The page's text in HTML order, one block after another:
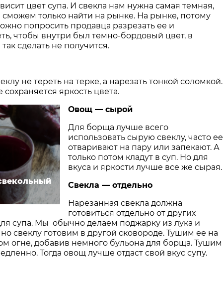
цвет супа. И свекла нам нужна самая темная,
только найти на рынке. На рынке, потому
попросить продавца разрезать ее и
чтобы внутри был темно-бордовый цвет, в
сделать не получится.
не тереть на терке, а нарезать тонкой соломкой.
сохраняется яркость цвета.
Овощ — сырой
Для борща лучше всего
использовать сырую свеклу, часто ее
отваривают на пару или запекают. А
только потом кладут в суп. Но для
вкуса и яркости лучше все же сырая.
Свекла — отдельно
Нарезанная свекла должна
готовиться отдельно от других
супа. Мы обычно делаем поджарку из лука и
свеклу готовим в другой сковороде. Тушим ее на
огне, добавив немного бульона для борща. Тушим
Тогда овощ лучше отдаст свой вкус супу.